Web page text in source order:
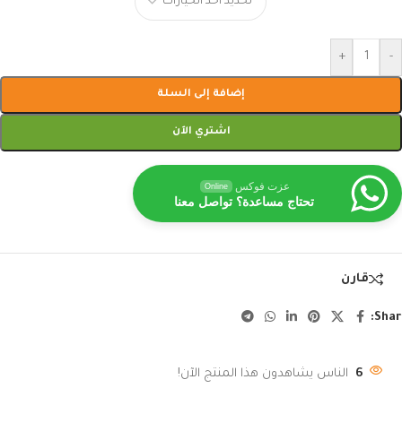
-
+
إضافة إلى السلة
اشتري الآن
عزت فوكس Online
تحتاج مساعدة؟ تواصل معنا
قارن
6 الناس يشاهدون هذا المنتج الآن!